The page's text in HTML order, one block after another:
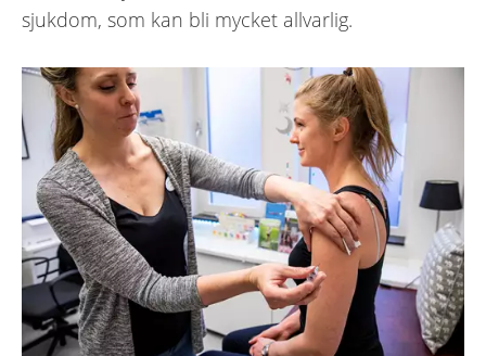
sjukdom, som kan bli mycket allvarlig.